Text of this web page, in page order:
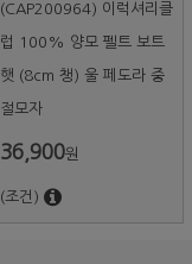
(CAP200964) 이럭셔리클
럽 100% 양모 펠트 보트
햇 (8cm 챙) 울 페도라 중
절모자
36,900원
(조건)